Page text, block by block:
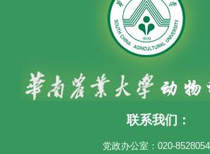
联系我们：
党政办公室：020-